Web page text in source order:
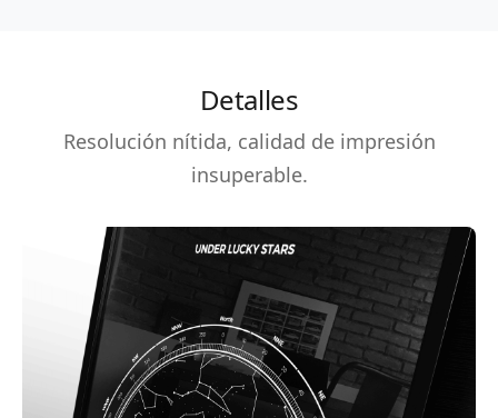
Detalles
Resolución nítida, calidad de impresión
insuperable.